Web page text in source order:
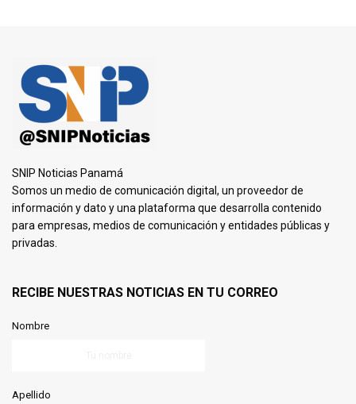
SNIP Noticias Panamá
Somos un medio de comunicación digital, un proveedor de
información y dato y una plataforma que desarrolla contenido
para empresas, medios de comunicación y entidades públicas y
privadas.
RECIBE NUESTRAS NOTICIAS EN TU CORREO
Nombre
Apellido